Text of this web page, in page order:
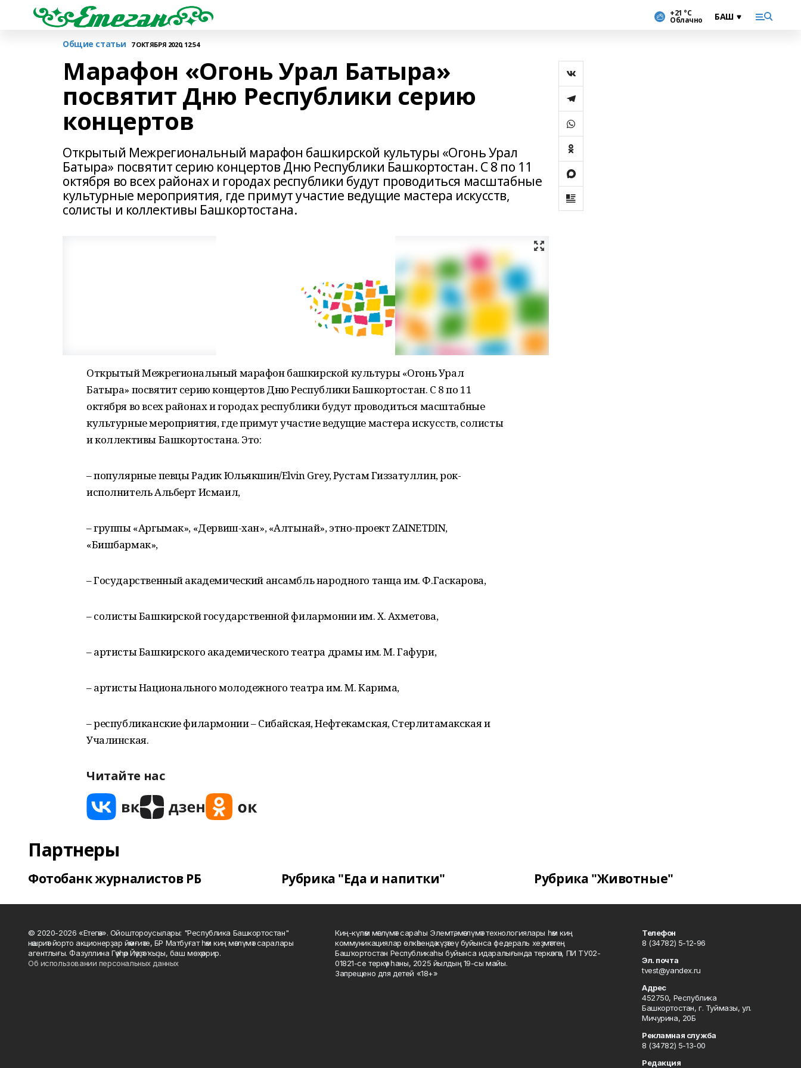
+21 °С
Облачно
Общие статьи 7 ОКТЯБРЯ 2020, 12:54
Марафон «Огонь Урал Батыра»
посвятит Дню Республики серию
концертов
Открытый Межрегиональный марафон башкирской культуры «Огонь Урал
Батыра» посвятит серию концертов Дню Республики Башкортостан. С 8 по 11
октября во всех районах и городах республики будут проводиться масштабные
культурные мероприятия, где примут участие ведущие мастера искусств,
солисты и коллективы Башкортостана.
Открытый Межрегиональный марафон башкирской культуры «Огонь Урал
Батыра» посвятит серию концертов Дню Республики Башкортостан. С 8 по 11
октября во всех районах и городах республики будут проводиться масштабные
культурные мероприятия, где примут участие ведущие мастера искусств, солисты
и коллективы Башкортостана. Это:
– популярные певцы Радик Юльякшин/Elvin Grey, Рустам Гиззатуллин, рок-
исполнитель Альберт Исмаил,
– группы «Аргымак», «Дервиш-хан», «Алтынай», этно-проект ZAINETDIN,
«Бишбармак»,
– Государственный академический ансамбль народного танца им. Ф.Гаскарова,
– солисты Башкирской государственной филармонии им. Х. Ахметова,
– артисты Башкирского академического театра драмы им. М. Гафури,
– артисты Национального молодежного театра им. М. Карима,
– республиканские филармонии – Сибайская, Нефтекамская, Стерлитамакская и
Учалинская.
Читайте нас
Партнеры
Фотобанк журналистов РБ Рубрика "Еда и напитки" Рубрика "Животные"
© 2020-2026 «Етегән». Ойоштороусылары: "Республика Башкортостан"
нәшриәт йорто акционерҙар йәмғиәте, БР Матбуғат һәм киң мәғлүмәт саралары
агентлығы. Фазуллина Гәүһәр Йәүҙәт ҡыҙы, баш мөхәррир.
Об использовании персональных данных
Киң-күләм мәғлүмәт сараһы Элемтә, мәғлүмәт технологиялары һәм киң
коммуникациялар өлкәһендә күҙәтеү буйынса федераль хеҙмәттең
Башҡортостан Республикаһы буйынса идаралығында теркәлгән, ПИ ТУ02-
01821-се теркәү һаны, 2025 йылдың 19-сы майы.
Запрещено для детей «18+»
Телефон
8 (34782) 5-12-96
Эл. почта
tvest@yandex.ru
Адрес
452750, Республика
Башкортостан, г. Туймазы, ул.
Мичурина, 20Б
Рекламная служба
8 (34782) 5-13-00
Редакция